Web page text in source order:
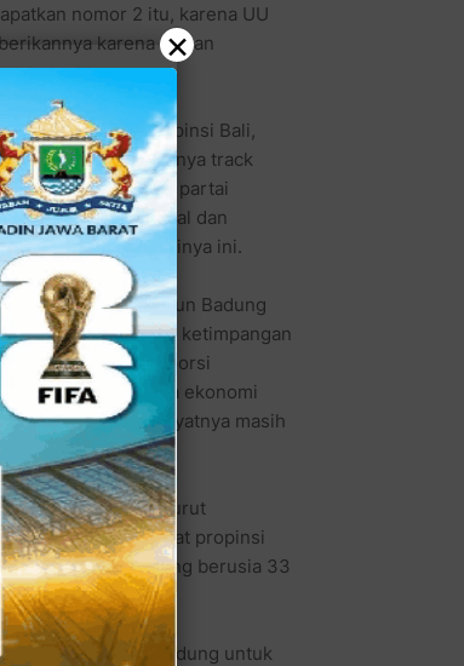
nomor 2 itu, karena UU
karena alasan
tertinggi di Propinsi Bali,
ini sudah punya track
sebagai aktivis di partai
dia pernah tinggal dan
yang sangat dicintainya ini.
Utara maupun Badung
maka, kini terjadi ketimpangan
memberikan porsi
yang saat ini secara ekonomi
pendidikan rakyatnya masih
ini, agar saya bisa turut
di tingkat propinsi
imbuh wanita lajang berusia 33
dari hasil PAD Badung untuk
×